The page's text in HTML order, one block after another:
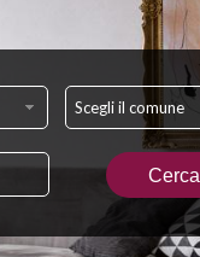
Scegli il comune
Cerca